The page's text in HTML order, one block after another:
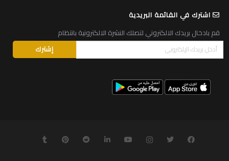
اشترك في القائمة البريدية
قم بادخال بريدك الالكتروني لتصلك النشرة الالكترونية بانتظام